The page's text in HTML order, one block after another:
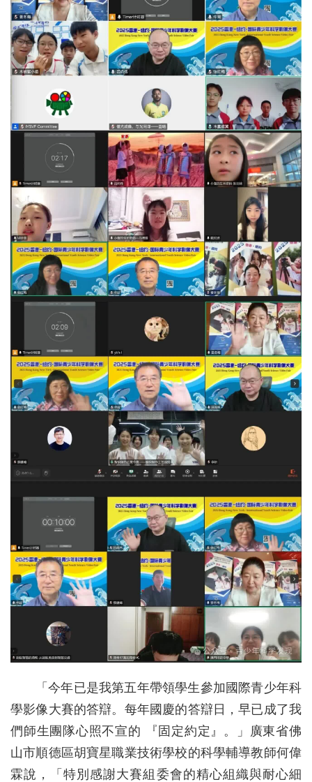
「今年已是我第五年帶領學生參加國際青少年科
學影像大賽的答辯。每年國慶的答辯日，早已成了我
們師生團隊心照不宣的 『固定約定』。」廣東省佛
山市順德區胡寶星職業技術學校的科學輔導教師何偉
霖說，「特別感謝大賽組委會的精心組織與耐心細